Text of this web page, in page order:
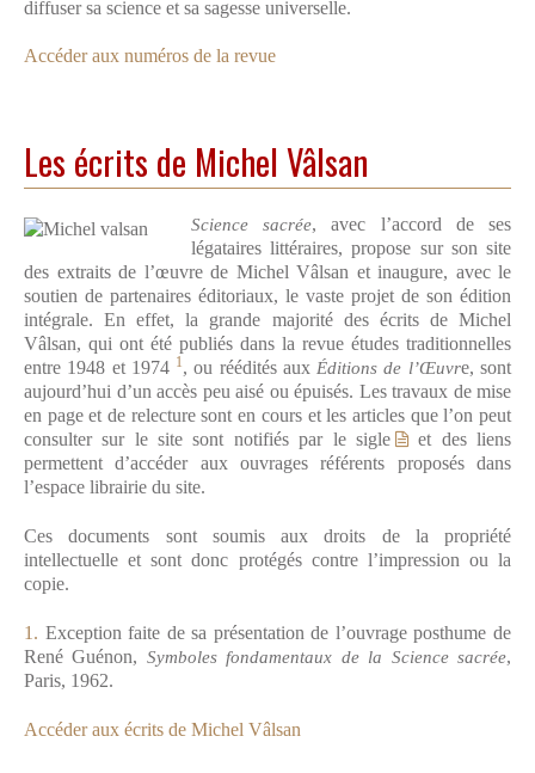
diffuser sa science et sa sagesse universelle.
Accéder aux numéros de la revue
Les écrits de Michel Vâlsan
Science sacrée, avec l’accord de ses
légataires littéraires, propose sur son site
des extraits de l’œuvre de Michel Vâlsan et inaugure, avec le
soutien de partenaires éditoriaux, le vaste projet de son édition
intégrale. En effet, la grande majorité des écrits de Michel
Vâlsan, qui ont été publiés dans la revue études traditionnelles
entre 1948 et 1974 1, ou réédités aux Éditions de l’Œuvre, sont
aujourd’hui d’un accès peu aisé ou épuisés. Les travaux de mise
en page et de relecture sont en cours et les articles que l’on peut
consulter sur le site sont notifiés par le sigle
et des liens
permettent d’accéder aux ouvrages référents proposés dans
l’espace librairie du site.
Ces documents sont soumis aux droits de la propriété
intellectuelle et sont donc protégés contre l’impression ou la
copie.
1. Exception faite de sa présentation de l’ouvrage posthume de
René Guénon, Symboles fondamentaux de la Science sacrée,
Paris, 1962.
Accéder aux écrits de Michel Vâlsan